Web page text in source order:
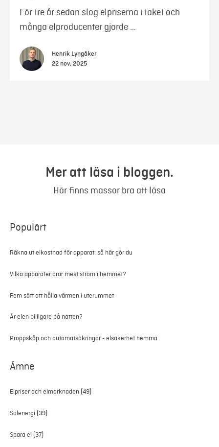
För tre år sedan slog elpriserna i taket och
många elproducenter gjorde …
Henrik Lyngåker
22 nov, 2025
Mer att läsa i bloggen.
Här finns massor bra att läsa
Populärt
Räkna ut elkostnad för apparat: så här gör du
Vilka apparater drar mest ström i hemmet?
Fem sätt att hålla värmen i uterummet
Är elen billigare på natten?
Proppskåp och automatsäkringar - elsäkerhet hemma
Ämne
Elpriser och elmarknaden (49)
Solenergi (39)
Spara el (37)